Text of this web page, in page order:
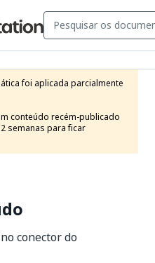
foi aplicada parcialmente
conteúdo recém-publicado
semanas para ficar
conector do